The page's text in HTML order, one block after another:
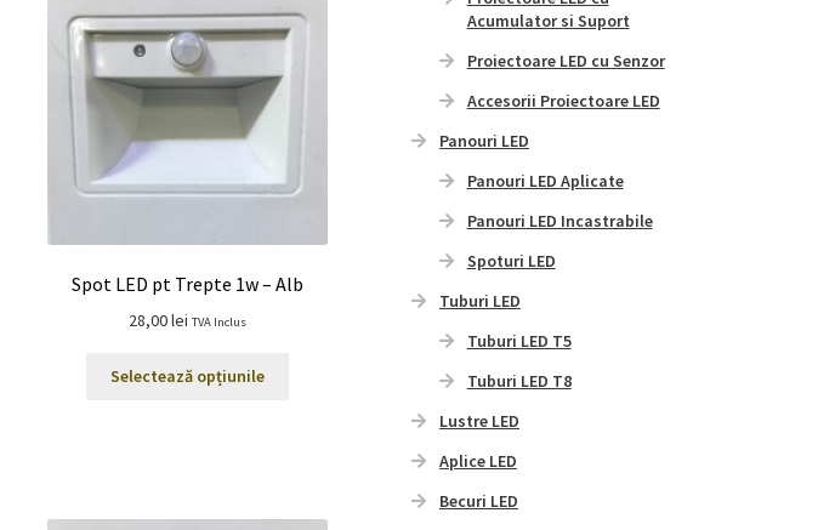
Spot LED pt Trepte 1w – Alb
28,00lei TVA Inclus
Selectează opțiunile
Opțiunile
Acumulator si Suport
Proiectoare LED cu Senzor
Accesorii Proiectoare LED
Panouri LED
Panouri LED Aplicate
Panouri LED Incastrabile
Spoturi LED
Tuburi LED
Tuburi LED T5
Tuburi LED T8
Lustre LED
Aplice LED
Becuri LED